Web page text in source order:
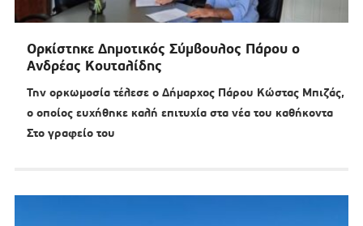
Ορκίστηκε Δημοτικός Σύμβουλος Πάρου ο
Ανδρέας Κουταλίδης
Την ορκωμοσία τέλεσε ο Δήμαρχος Πάρου Κώστας Μπιζάς,
ο οποίος ευχήθηκε καλή επιτυχία στα νέα του καθήκοντα
Στο γραφείο του